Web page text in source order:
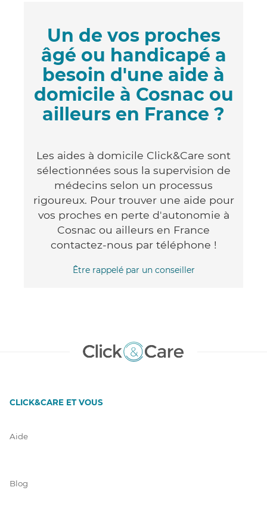
Un de vos proches
âgé ou handicapé a
besoin d'une aide à
domicile à Cosnac ou
ailleurs en France ?
Les aides à domicile Click&Care sont
sélectionnées sous la supervision de
médecins selon un processus
rigoureux. Pour trouver une aide pour
vos proches en perte d'autonomie à
Cosnac ou ailleurs en France
contactez-nous par téléphone !
Être rappelé par un conseiller
CLICK&CARE ET VOUS
Aide
Blog